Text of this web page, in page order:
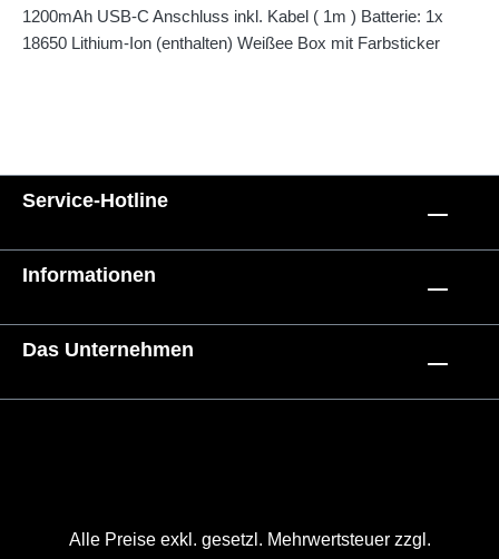
1200mAh USB-C Anschluss inkl. Kabel ( 1m ) Batterie: 1x
18650 Lithium-Ion (enthalten) Weißee Box mit Farbsticker
Service-Hotline
Informationen
Das Unternehmen
Alle Preise exkl. gesetzl. Mehrwertsteuer zzgl.